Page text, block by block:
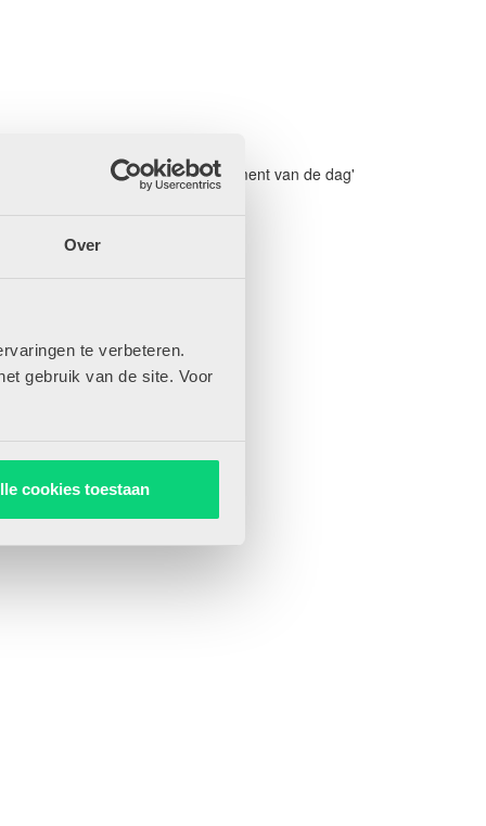
Over
te verbeteren.
gebruik van de site. Voor
cookies toestaan
wel het belangrijkste moment van de dag'